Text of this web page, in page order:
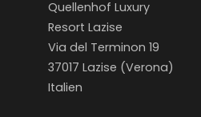
Quellenhof Luxury
Resort Lazise
Via del Terminon 19
37017 Lazise (Verona)
Italien